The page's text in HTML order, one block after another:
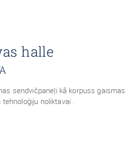
halle
sendvičpaneļi kā korpuss gaismas
noliktavai .